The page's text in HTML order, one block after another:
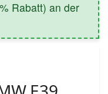
Rabatt) an der